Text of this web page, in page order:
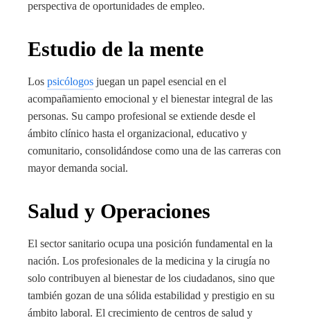
perspectiva de oportunidades de empleo.
Estudio de la mente
Los psicólogos juegan un papel esencial en el
acompañamiento emocional y el bienestar integral de las
personas. Su campo profesional se extiende desde el
ámbito clínico hasta el organizacional, educativo y
comunitario, consolidándose como una de las carreras con
mayor demanda social.
Salud y Operaciones
El sector sanitario ocupa una posición fundamental en la
nación. Los profesionales de la medicina y la cirugía no
solo contribuyen al bienestar de los ciudadanos, sino que
también gozan de una sólida estabilidad y prestigio en su
ámbito laboral. El crecimiento de centros de salud y